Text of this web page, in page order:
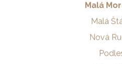
Malá
Malá
Nová